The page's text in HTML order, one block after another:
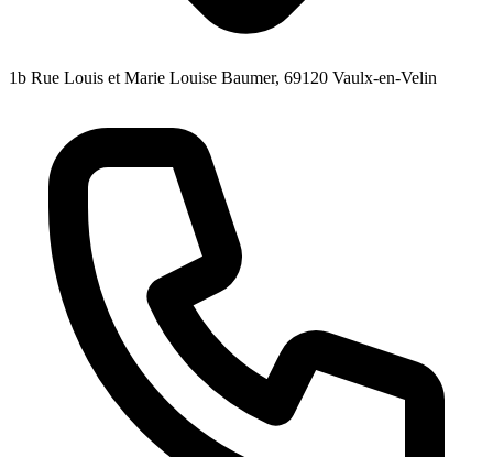
1b Rue Louis et Marie Louise Baumer, 69120 Vaulx-en-Velin